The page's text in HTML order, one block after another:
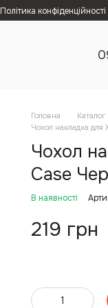
Політика конфіденційності
Головна Каталог
Чохол накладка для
Чохол
Case
В наявності
219 грн